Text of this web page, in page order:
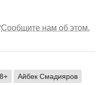
Сообщите нам об этом.
Айбек Смадияров